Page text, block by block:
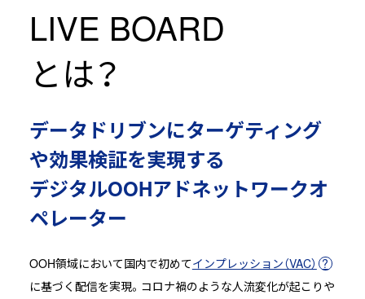
LIVE BOARD
とは？
データドリブンにターゲティング
や効果検証を実現する
デジタルOOHアドネットワークオ
ペレーター
OOH領域において国内で初めてインプレッション（VAC）
に基づく配信を実現。コロナ禍のような人流変化が起こりや